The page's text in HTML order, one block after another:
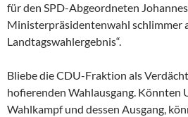
für den SPD-Abgeordneten
Ministerpräsidentenwahl schlimmer
Landtagswahlergebnis“.
Bliebe die CDU-Fraktion als
hofierenden Wahlausgang. Könnten
Wahlkampf und dessen Ausgang,